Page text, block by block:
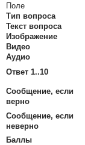
Поле
Тип вопроса
Текст вопроса
Изображение
Видео
Аудио
Ответ 1..10
Сообщение, если
верно
Сообщение, если
неверно
Баллы